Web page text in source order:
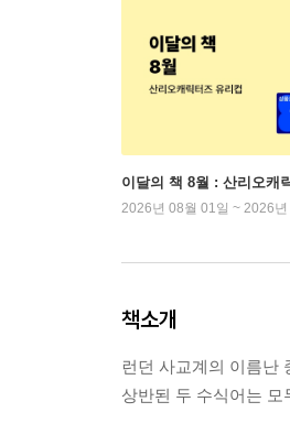
이달의 책 8월 : 산리오캐
2026년 08월 01일 ~ 2026년
책소개
런던 사교계의 이름난
상반된 두 수식어는